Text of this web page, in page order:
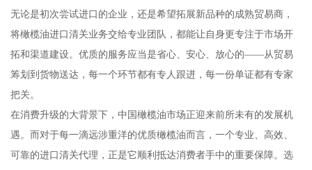
无论是初次尝试进口的企业，还是希望拓展新品种的成熟贸易商，
将橄榄油进口清关业务交给专业团队，都能让自身更专注于市场开
拓和渠道建设。优质的服务应当是省心、安心、放心的——从贸易
筹划到货物送达，每一个环节都有专人跟进，每一份单证都有专家
把关。
在消费升级的大背景下，中国橄榄油市场正迎来前所未有的发展机
遇。而对于每一滴远涉重洋的优质橄榄油而言，一个专业、高效、
可靠的进口清关代理，正是它顺利抵达消费者手中的重要保障。选